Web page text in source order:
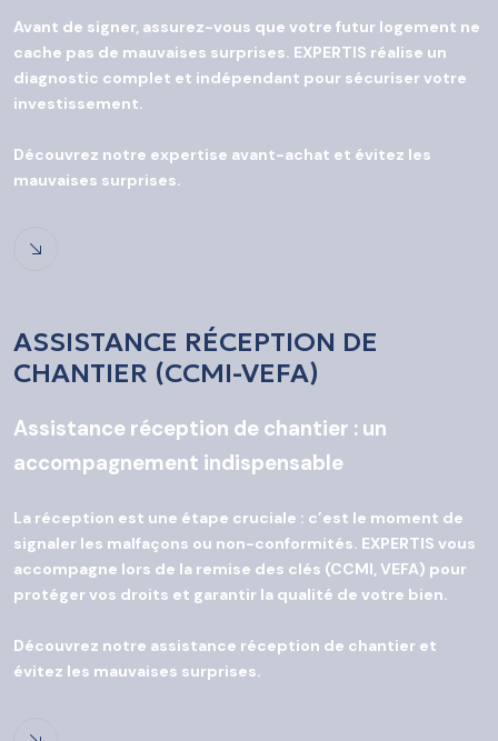
Avant de signer, assurez-vous que votre futur logement ne
cache pas de mauvaises surprises. EXPERTIS réalise un
diagnostic complet et indépendant pour sécuriser votre
investissement.
Découvrez notre expertise avant-achat et évitez les
mauvaises surprises.
ASSISTANCE RÉCEPTION DE
CHANTIER (CCMI-VEFA)
Assistance réception de chantier : un
accompagnement indispensable
La réception est une étape cruciale : c’est le moment de
signaler les malfaçons ou non-conformités. EXPERTIS vous
accompagne lors de la remise des clés (CCMI, VEFA) pour
protéger vos droits et garantir la qualité de votre bien.
Découvrez notre assistance réception de chantier et
évitez les mauvaises surprises.